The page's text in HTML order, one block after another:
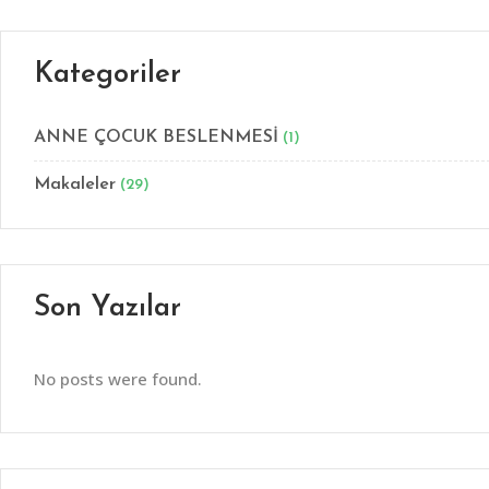
Kategoriler
ANNE ÇOCUK BESLENMESİ (1)
Makaleler (29)
Son Yazılar
No posts were found.